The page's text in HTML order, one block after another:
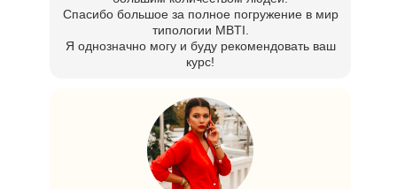
Спасибо большое за полное погружение в мир
типологии MBTI.
Я однозначно могу и буду рекомендовать ваш
курс!